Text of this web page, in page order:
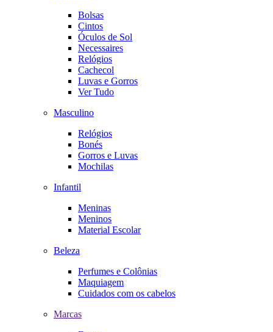
Bolsas
Cintos
Óculos de Sol
Necessaires
Relógios
Cachecol
Luvas e Gorros
Ver Tudo
Masculino
Relógios
Bonés
Gorros e Luvas
Mochilas
Infantil
Meninas
Meninos
Material Escolar
Beleza
Perfumes e Colônias
Maquiagem
Cuidados com os cabelos
Marcas